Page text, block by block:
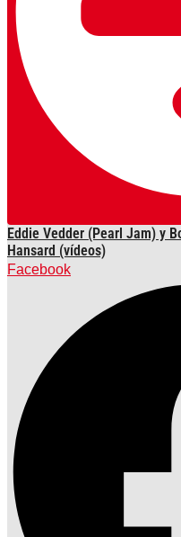
Eddie Vedder (Pearl Jam) y
Hansard (vídeos)
Facebook